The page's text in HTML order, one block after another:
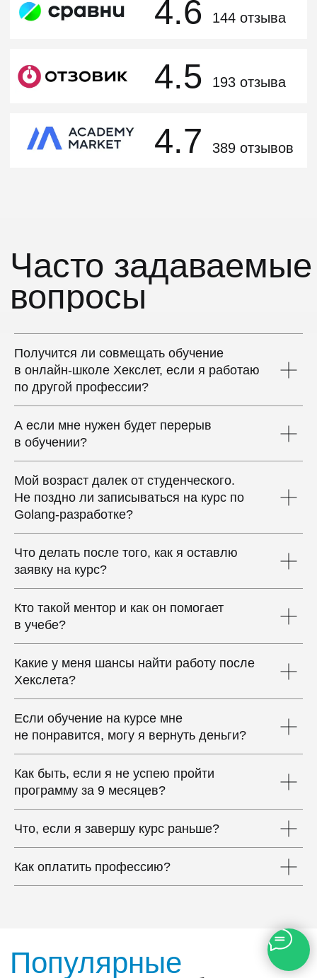
Получится ли совмещать обучение
в онлайн-школе Хекслет, если я работаю
по другой профессии?
А если мне нужен будет перерыв
в обучении?
Мой возраст далек от студенческого.
Не поздно ли записываться на курс по
Golang-разработке?
Что делать после того, как я оставлю
заявку на курс?
Кто такой ментор и как он помогает
в учебе?
Какие у меня шансы найти работу после
Хекслета?
Если обучение на курсе мне
не понравится, могу я вернуть деньги?
Как быть, если я не успею пройти
программу за 9 месяцев?
Что, если я завершу курс раньше?
Как оплатить профессию?